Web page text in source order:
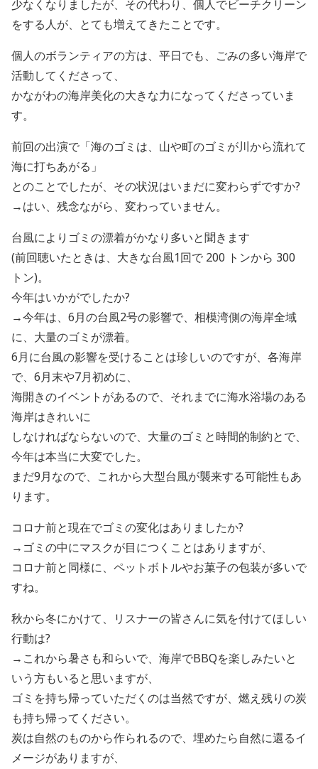
少なくなりましたが、その代わり、個人でビーチクリーン
をする人が、とても増えてきたことです。
個人のボランティアの方は、平日でも、ごみの多い海岸で
活動してくださって、
かながわの海岸美化の大きな力になってくださっていま
す。
前回の出演で「海のゴミは、山や町のゴミが川から流れて
海に打ちあがる」
とのことでしたが、その状況はいまだに変わらずですか?
→はい、残念ながら、変わっていません。
台風によりゴミの漂着がかなり多いと聞きます
(前回聴いたときは、大きな台風1回で 200 トンから 300
トン)。
今年はいかがでしたか?
→今年は、6月の台風2号の影響で、相模湾側の海岸全域
に、大量のゴミが漂着。
6月に台風の影響を受けることは珍しいのですが、各海岸
で、6月末や7月初めに、
海開きのイベントがあるので、それまでに海水浴場のある
海岸はきれいに
しなければならないので、大量のゴミと時間的制約とで、
今年は本当に大変でした。
まだ9月なので、これから大型台風が襲来する可能性もあ
ります。
コロナ前と現在でゴミの変化はありましたか?
→ゴミの中にマスクが目につくことはありますが、
コロナ前と同様に、ペットボトルやお菓子の包装が多いで
すね。
秋から冬にかけて、リスナーの皆さんに気を付けてほしい
行動は?
→これから暑さも和らいで、海岸でBBQを楽しみたいと
いう方もいると思いますが、
ゴミを持ち帰っていただくのは当然ですが、燃え残りの炭
も持ち帰ってください。
炭は自然のものから作られるので、埋めたら自然に還るイ
メージがありますが、